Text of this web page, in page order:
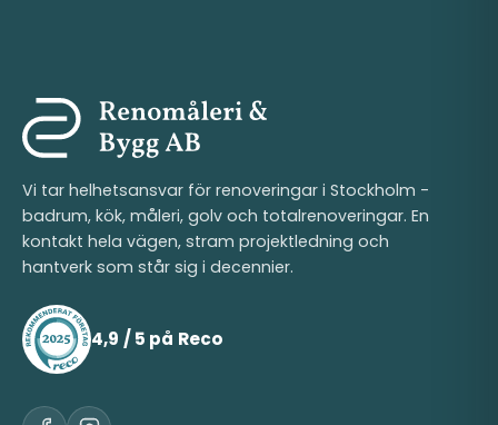
Vi tar helhetsansvar för renoveringar i Stockholm -
badrum, kök, måleri, golv och totalrenoveringar. En
kontakt hela vägen, stram projektledning och
hantverk som står sig i decennier.
4,9 / 5 på Reco